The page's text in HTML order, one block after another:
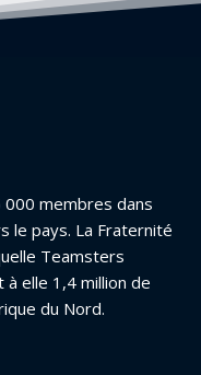
membres dans
le pays. La Fraternité
Teamsters
elle 1,4 million de
du Nord.